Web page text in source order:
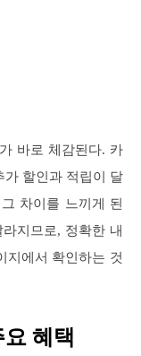
바로 체감된다. 카
가 할인과 적립이 달
차이를 느끼게 된
지므로, 정확한 내
지에서 확인하는 것
혜택